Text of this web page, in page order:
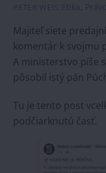
PETER WEIS Etika, Právo
Majiteľ siete predajní
komentár k svojmu
A ministerstvo píše
pôsobil istý pán
Tu je tento post
podčiarknutú časť.